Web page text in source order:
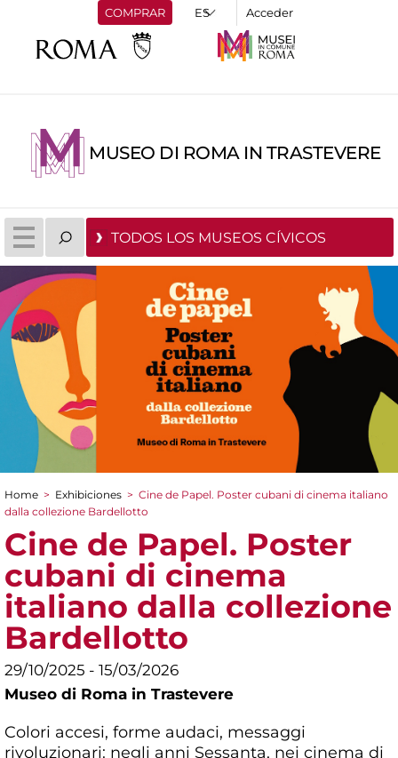
COMPRAR Acceder
MUSEO DI ROMA IN TRASTEVERE
TODOS LOS MUSEOS CÍVICOS
You are here
Home > Exhibiciones > Cine de Papel. Poster cubani di cinema italiano
dalla collezione Bardellotto
Cine de Papel. Poster
cubani di cinema
italiano dalla collezione
Bardellotto
29/10/2025 - 15/03/2026
Museo di Roma in Trastevere
Colori accesi, forme audaci, messaggi
rivoluzionari: negli anni Sessanta, nei cinema di